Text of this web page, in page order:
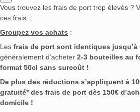
Vous trouvez les frais de port trop élevés ?
ces frais :
Groupez vos achats :
Les frais de port sont identiques jusqu’à
généralement d’acheter 2-3 bouteilles au
format 50cl sans surcoût !
De plus des réductions s’appliquent à
gratuité* des frais de port dès 150€
domicile !